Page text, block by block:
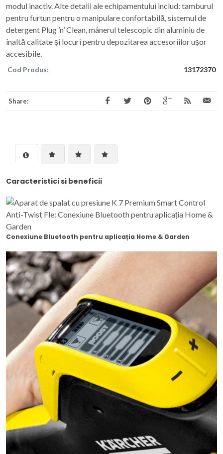
modul inactiv. Alte detalii ale echipamentului includ: tamburul
pentru furtun pentru o manipulare confortabilă, sistemul de
detergent Plug ’n’ Clean, mânerul telescopic din aluminiu de
înaltă calitate și locuri pentru depozitarea accesoriilor ușor
accesibile.
Cod Produs: 13172370
Share:
Caracteristici si beneficii
Conexiune Bluetooth pentru aplicația Home & Garden